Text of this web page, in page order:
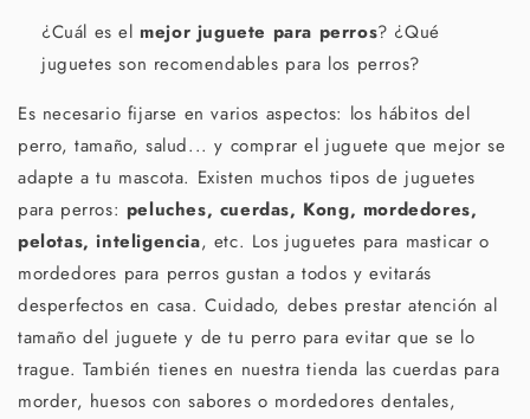
¿Cuál es el mejor juguete para perros? ¿Qué
juguetes son recomendables para los perros?
Es necesario fijarse en varios aspectos: los hábitos del
perro, tamaño, salud... y comprar el juguete que mejor se
adapte a tu mascota. Existen muchos tipos de juguetes
para perros: peluches, cuerdas, Kong, mordedores,
pelotas, inteligencia, etc. Los juguetes para masticar o
mordedores para perros gustan a todos y evitarás
desperfectos en casa. Cuidado, debes prestar atención al
tamaño del juguete y de tu perro para evitar que se lo
trague. También tienes en nuestra tienda las cuerdas para
morder, huesos con sabores o mordedores dentales,